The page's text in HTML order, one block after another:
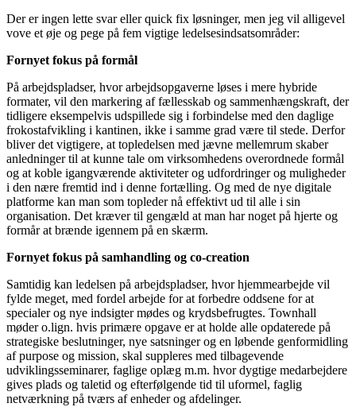
Der er ingen lette svar eller quick fix løsninger, men jeg vil alligevel
vove et øje og pege på fem vigtige ledelsesindsatsområder:
Fornyet fokus på formål
På arbejdspladser, hvor arbejdsopgaverne løses i mere hybride
formater, vil den markering af fællesskab og sammenhængskraft, der
tidligere eksempelvis udspillede sig i forbindelse med den daglige
frokostafvikling i kantinen, ikke i samme grad være til stede. Derfor
bliver det vigtigere, at topledelsen med jævne mellemrum skaber
anledninger til at kunne tale om virksomhedens overordnede formål
og at koble igangværende aktiviteter og udfordringer og muligheder
i den nære fremtid ind i denne fortælling. Og med de nye digitale
platforme kan man som topleder nå effektivt ud til alle i sin
organisation. Det kræver til gengæld at man har noget på hjerte og
formår at brænde igennem på en skærm.
Fornyet fokus på samhandling og co-creation
Samtidig kan ledelsen på arbejdspladser, hvor hjemmearbejde vil
fylde meget, med fordel arbejde for at forbedre oddsene for at
specialer og nye indsigter mødes og krydsbefrugtes. Townhall
møder o.lign. hvis primære opgave er at holde alle opdaterede på
strategiske beslutninger, nye satsninger og en løbende genformidling
af purpose og mission, skal suppleres med tilbagevende
udviklingsseminarer, faglige oplæg m.m. hvor dygtige medarbejdere
gives plads og taletid og efterfølgende tid til uformel, faglig
netværkning på tværs af enheder og afdelinger.